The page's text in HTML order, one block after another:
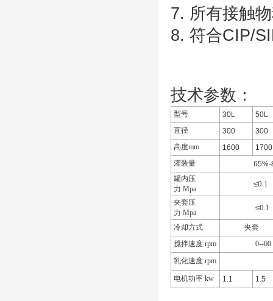
7. 所有接触
8. 符合CIP/
技术参数：
型号 30L
50L
直径
300
300
高度mm
1600
1700
灌装量
65%-
罐内压
力 Mpa
≤0.1
夹套压
力 Mpa
≤0.1
冷却方式
夹套
搅拌速度 rpm
0--60
乳化速度 rpm
电机功率 kw
1.1 1.5